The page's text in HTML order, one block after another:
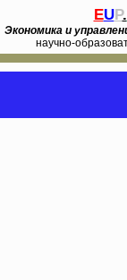
EUP.
Экономика и
научно-